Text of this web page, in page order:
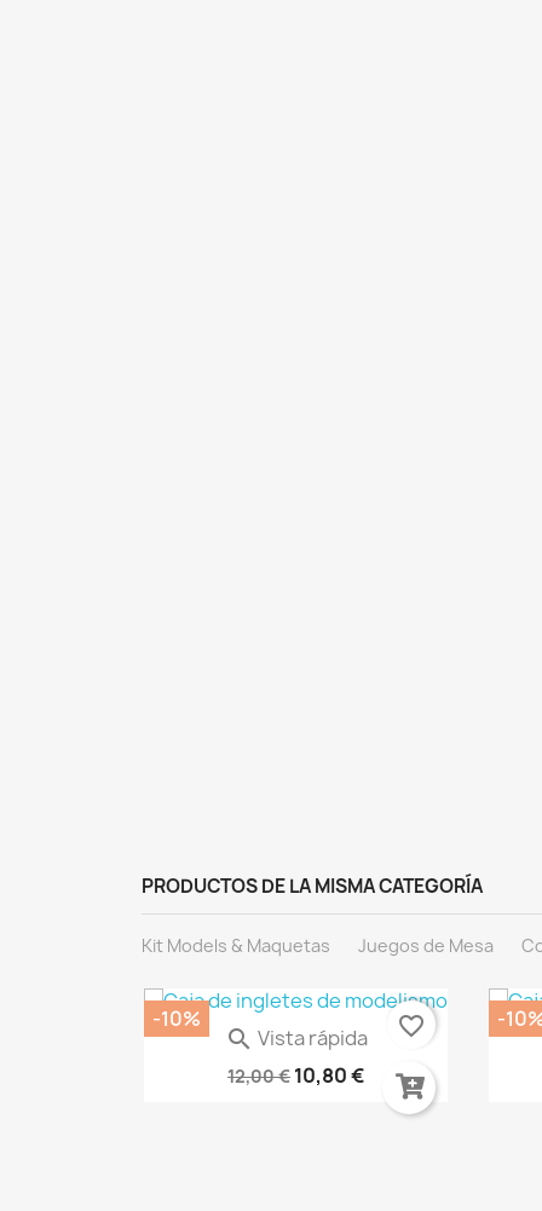
PRODUCTOS DE LA MISMA CATEGORÍA
Kit Models & Maquetas Juegos de Mesa
 Vista rápida
Paleta Servocráneo 66-32
12,00 € 10,80 €
-10% favorite_border -